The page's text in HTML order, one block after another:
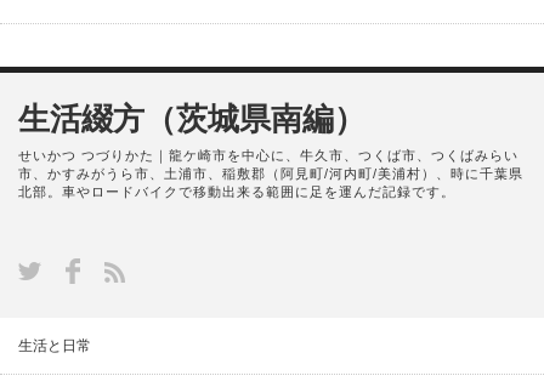
生活綴方（茨城県南編）
せいかつ つづりかた｜龍ケ崎市を中心に、牛久市、つくば市、つくばみらい
市、かすみがうら市、土浦市、稲敷郡（阿見町/河内町/美浦村）、時に千葉県
北部。車やロードバイクで移動出来る範囲に足を運んだ記録です。
生活と日常